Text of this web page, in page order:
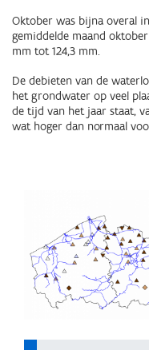
Oktober was bijna overal
gemiddelde maand
mm tot 124,3 mm.
De debieten van de
het grondwater op veel
de tijd van het jaar staat,
wat hoger dan normaal